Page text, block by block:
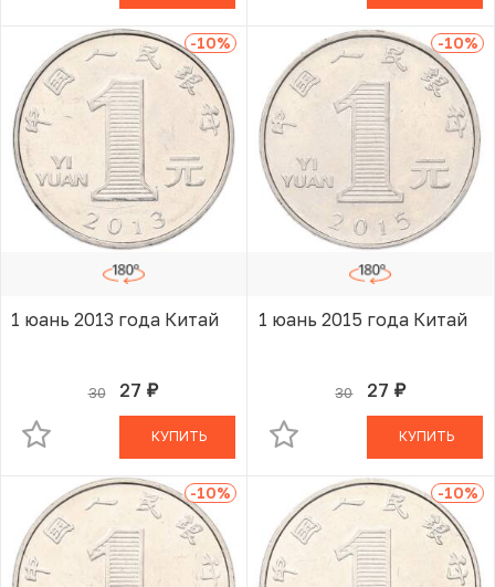
-10%
1 юань 2013 года Китай
30 27 руб.
В КОРЗИНЕ
КУПИТЬ
-10%
1 юань 2015 года Китай
30 27 руб.
В КОРЗИНЕ
КУПИТЬ
-10% -10%